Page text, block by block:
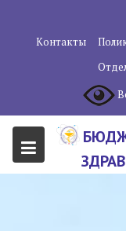
содержанию
Контакты